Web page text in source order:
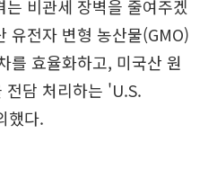
비관세 장벽을 줄여주겠
유전자 변형 농산물(GMO)
를 효율화하고, 미국산 원
전담 처리하는 'U.S.
했다.